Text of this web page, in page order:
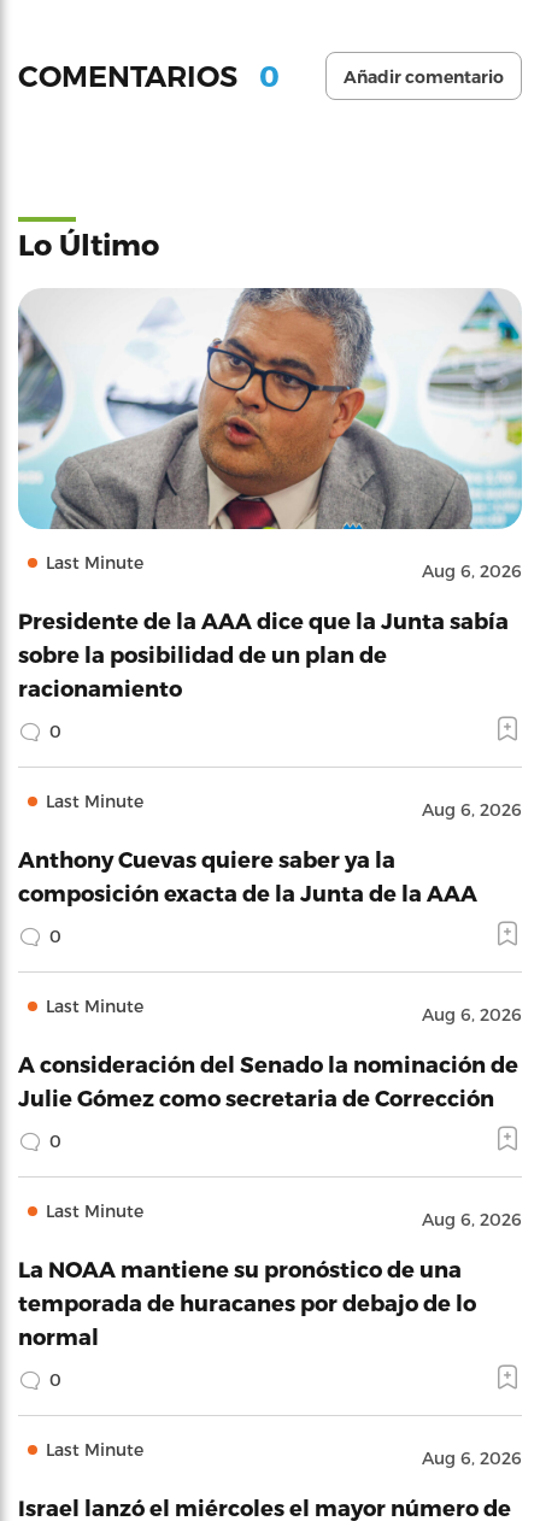
COMENTARIOS 0 Añadir comentario
Lo Último
Last Minute Aug 6, 2026
Presidente de la AAA dice que la Junta sabía
sobre la posibilidad de un plan de
racionamiento
0
Last Minute Aug 6, 2026
Anthony Cuevas quiere saber ya la
composición exacta de la Junta de la AAA
0
Last Minute Aug 6, 2026
A consideración del Senado la nominación de
Julie Gómez como secretaria de Corrección
0
Last Minute Aug 6, 2026
La NOAA mantiene su pronóstico de una
temporada de huracanes por debajo de lo
normal
0
Last Minute Aug 6, 2026
Israel lanzó el miércoles el mayor número de